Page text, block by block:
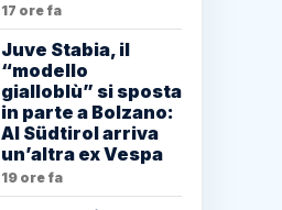
17 ore fa
Juve Stabia, il
“modello
gialloblù” si sposta
in parte a Bolzano:
Al Südtirol arriva
un’altra ex Vespa
19 ore fa